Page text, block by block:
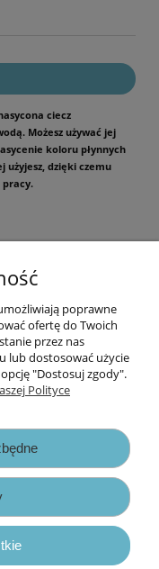
ciecz
Możesz używać jej
koloru płynnych
użyjesz, dzięki czemu
pracy.
poprawne
ofertę do Twoich
przez nas
lub dostosować użycie
"Dostosuj zgody".
Polityce